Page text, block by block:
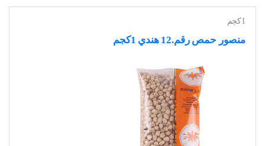
1كجم
منصور حمص رقم.12 هندي 1كجم